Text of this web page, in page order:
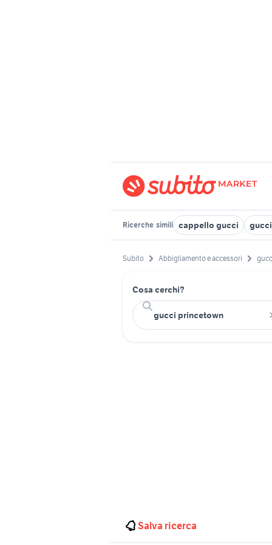
Ricerche simili cappello gucci
Subito Abbigliamento e accessori
Cosa cerchi?
Salva ricerca